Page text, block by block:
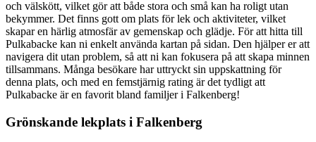
och välskött, vilket gör att både stora och små kan ha roligt utan
bekymmer. Det finns gott om plats för lek och aktiviteter, vilket
skapar en härlig atmosfär av gemenskap och glädje. För att hitta till
Pulkabacke kan ni enkelt använda kartan på sidan. Den hjälper er att
navigera dit utan problem, så att ni kan fokusera på att skapa minnen
tillsammans. Många besökare har uttryckt sin uppskattning för
denna plats, och med en femstjärnig rating är det tydligt att
Pulkabacke är en favorit bland familjer i Falkenberg!
Grönskande lekplats i Falkenberg